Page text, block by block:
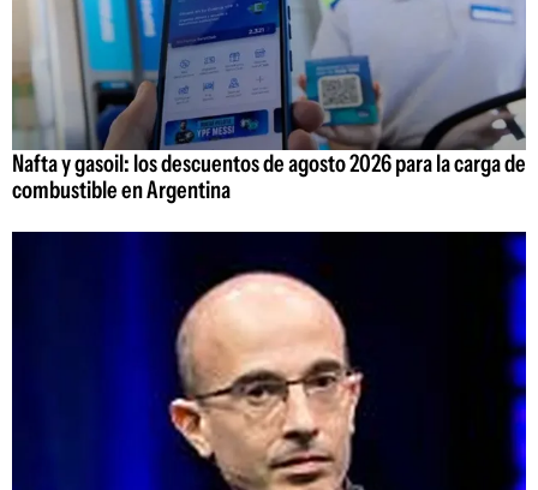
Nafta y gasoil: los descuentos de agosto 2026 para la carga de
combustible en Argentina